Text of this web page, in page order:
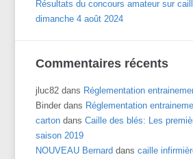
Résultats du concours amateur sur
dimanche 4 août 2024
Commentaires récents
jluc82 dans Réglementation
Binder dans Réglementation
carton dansCaille des blés: Les
saison 2019
NOUVEAU Bernard danscaille